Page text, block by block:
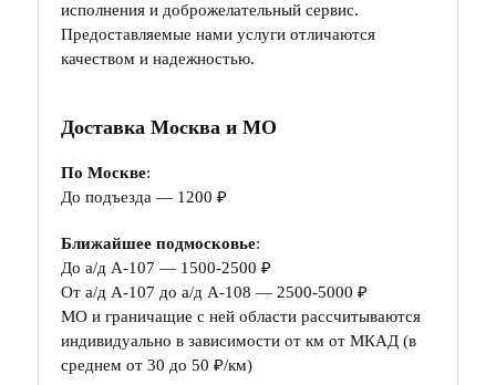
исполнения и доброжелательный сервис.
Предоставляемые нами услуги отличаются
качеством и надежностью.
Доставка Москва и МО
По Москве:
До подъезда — 1200 ₽
Ближайшее подмосковье:
До а/д А-107 — 1500-2500 ₽
От а/д А-107 до а/д А-108 — 2500-5000 ₽
МО и граничащие с ней области рассчитываются
индивидуально в зависимости от км от МКАД (в
среднем от 30 до 50 ₽/км)